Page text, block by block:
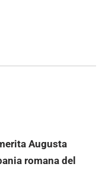
Augusta
romana del